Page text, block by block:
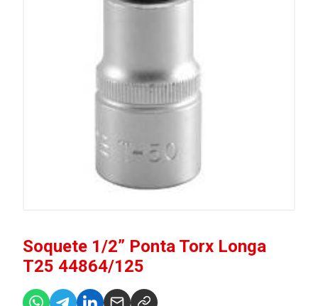
Soquete 1/2” Ponta Torx Longa
T25 44864/125